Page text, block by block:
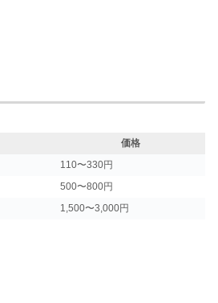
価格
110〜330円
500〜800円
1,500〜3,000円